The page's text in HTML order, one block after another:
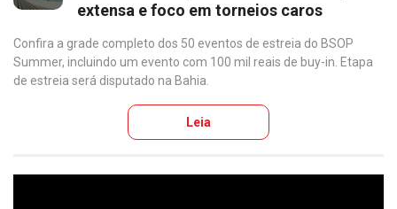
extensa e foco em torneios caros
Confira a grade completo dos 50 eventos de estreia do BSOP
Summer, incluindo um evento com 100 mil reais de buy-in. Etapa
de estreia será disputado na Bahia.
Leia